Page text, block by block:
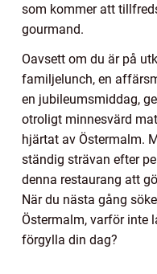
som kommer att
gourmand.
Oavsett om du är på
familjelunch, en
en jubileumsmiddag,
otroligt minnesvärd
hjärtat av Östermalm.
ständig strävan efter
denna restaurang att
När du nästa gång
Östermalm, varför inte
förgylla din dag?